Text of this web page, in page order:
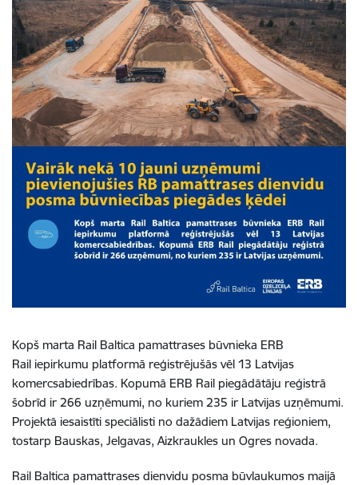
Kopš marta Rail Baltica pamattrases būvnieka ERB
Rail iepirkumu platformā reģistrējušās vēl 13 Latvijas
komercsabiedrības. Kopumā ERB Rail piegādātāju reģistrā
šobrīd ir 266 uzņēmumi, no kuriem 235 ir Latvijas uzņēmumi.
Projektā iesaistīti speciālisti no dažādiem Latvijas reģioniem,
tostarp Bauskas, Jelgavas, Aizkraukles un Ogres novada.
Rail Baltica pamattrases dienvidu posma būvlaukumos maijā